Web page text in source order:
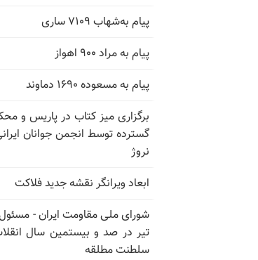
پیام به‌شهاب ۷۱۰۹ ساری
پیام به مراد ۹۰۰ اهواز
پیام به مسعوده ۱۶۹۰ دماوند
برگزاری میز کتاب در پاریس و
گسترده توسط انجمن جوانان
نروژ
ابعاد ویرانگر نقشه جدید فلاکت
تیر در صد و بیستمین سال
سلطنت مطلقه